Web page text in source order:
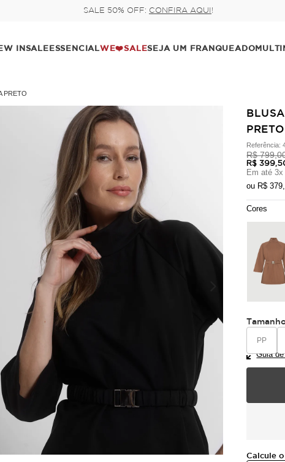
5% de desconto, ou parcele no cartão em até 6x (parcela mínima de
IN SALE ESSENCIALWE❤️SALESEJA UM FRANQUEADO
PRETO
PRETO
Referência:
R$
R$
Em até3x
ou R$
Cores
PP
Guia
Calcule